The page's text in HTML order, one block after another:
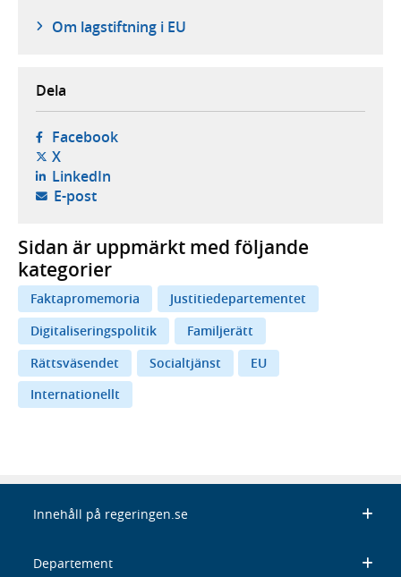
Om lagstiftning i EU
Dela
Facebook- öppnas i ny flik, extern webbplats,
X- öppnas i ny flik, extern webbplats,
LinkedIn- öppnas i ny flik, extern webbplats,
E-post- öppnar din e-postklient,
Sidan är uppmärkt med följande
kategorier
Faktapromemoria
Justitiedepartementet
Digitaliseringspolitik
Familjerätt
Rättsväsendet
Socialtjänst
EU
Internationellt
Innehåll på regeringen.se
Departement